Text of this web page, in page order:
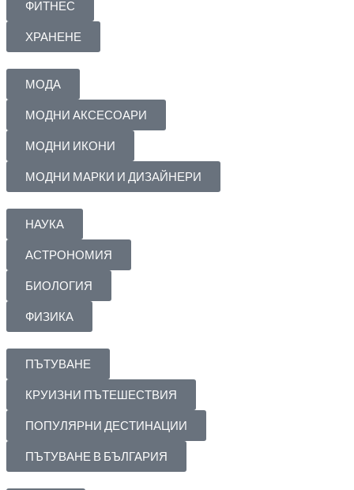
ФИТНЕС
ХРАНЕНЕ
МОДА
МОДНИ АКСЕСОАРИ
МОДНИ ИКОНИ
МОДНИ МАРКИ И ДИЗАЙНЕРИ
НАУКА
АСТРОНОМИЯ
БИОЛОГИЯ
ФИЗИКА
ПЪТУВАНЕ
КРУИЗНИ ПЪТЕШЕСТВИЯ
ПОПУЛЯРНИ ДЕСТИНАЦИИ
ПЪТУВАНЕ В БЪЛГАРИЯ